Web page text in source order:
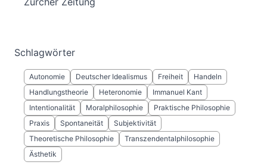
Schlagwörter
Autonomie Deutscher Idealismus Freiheit
Handeln
Handlungstheorie
Heteronomie
Immanuel Kant
Intentionalität
Moralphilosophie
Praktische Philosophie
Praxis
Spontaneität
Subjektivität
Theoretische Philosophie
Transzendentalphilosophie
Ästhetik